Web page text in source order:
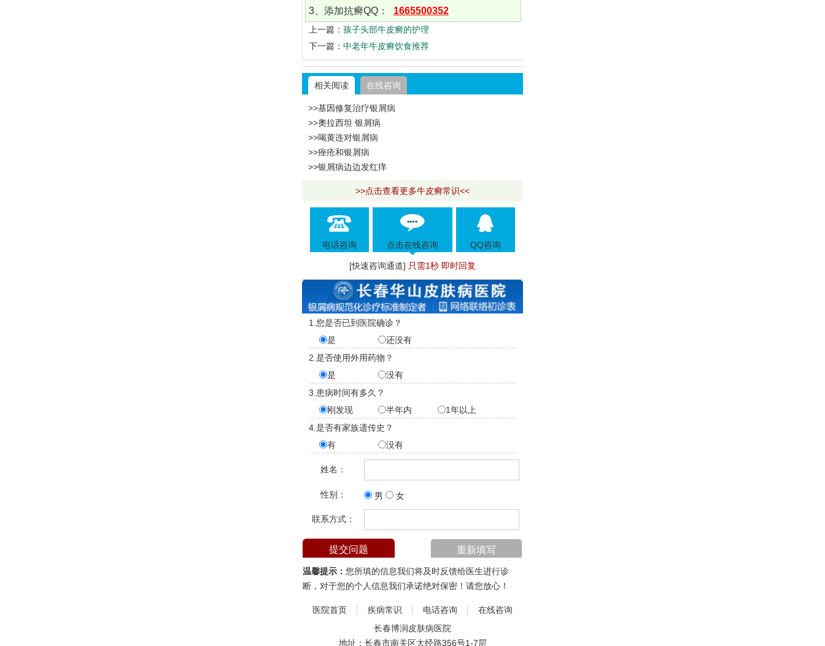
3、添加抗癣QQ：
1665500352
上一篇： 孩子头部牛皮癣的护理
下一篇： 中老年牛皮癣饮食推荐
相关阅读 在线咨询
>>基因修复治疗银屑病
>>奧拉西坦 银屑病
>>喝黄连对银屑病
>>痤疮和银屑病
>>银屑病边边发红痒
>>点击查看更多牛皮癣常识<<
电话咨询 点击在线咨询 QQ咨询
[快速咨询通道] 只需1秒 即时回复
1.您是否已到医院确诊？
是
还没有
2.是否使用外用药物？
是
没有
3.患病时间有多久？
刚发现
半年内
1年以上
4.是否有家族遗传史？
有
没有
姓名：
性别： 男 女
联系方式：
温馨提示： 您所填的信息我们将及时反馈给医生进行诊
断，对于您的个人信息我们承诺绝对保密！请您放心！
医院首页 疾病常识 电话咨询
在线咨询
长春博润皮肤病医院
地址：长春市南关区大经路356号1-7层